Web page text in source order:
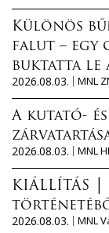
Különös
falut –
buktatta le
2026.08.03.
MNL
A kutató-
2026.08.03.
MNL
KIÁLLÍTÁS
történetéből
2026.08.03.
MNL